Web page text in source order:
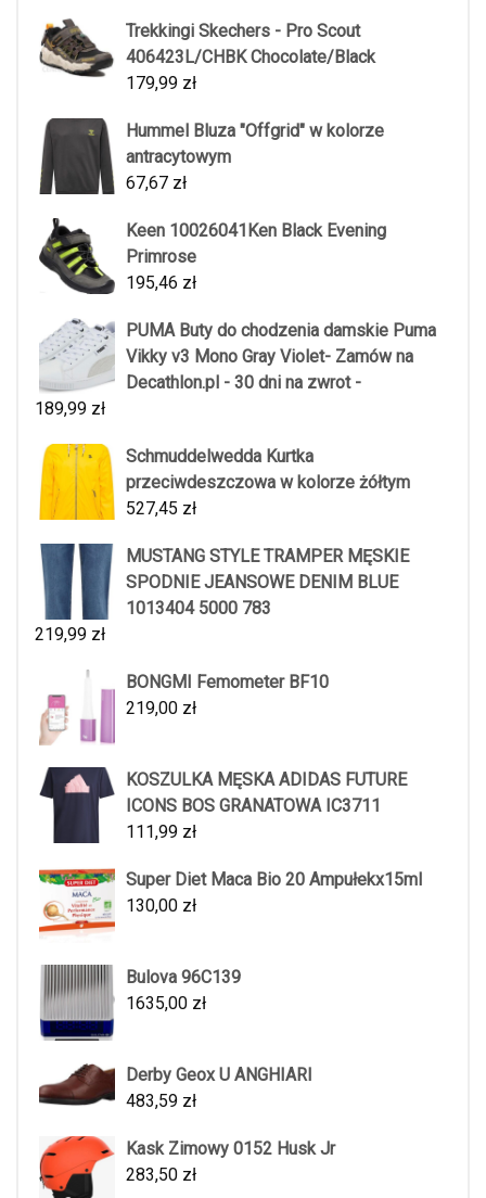
Trekkingi Skechers - Pro Scout
406423L/CHBK Chocolate/Black
179,99 zł
Hummel Bluza "Offgrid" w kolorze
antracytowym
67,67 zł
Keen 10026041Ken Black Evening
Primrose
195,46 zł
PUMA Buty do chodzenia damskie Puma
Vikky v3 Mono Gray Violet- Zamów na
Decathlon.pl - 30 dni na zwrot -
189,99 zł
Schmuddelwedda Kurtka
przeciwdeszczowa w kolorze żółtym
527,45 zł
MUSTANG STYLE TRAMPER MĘSKIE
SPODNIE JEANSOWE DENIM BLUE
1013404 5000 783
219,99 zł
BONGMI Femometer BF10
219,00 zł
KOSZULKA MĘSKA ADIDAS FUTURE
ICONS BOS GRANATOWA IC3711
111,99 zł
Super Diet Maca Bio 20 Ampułekx15ml
130,00 zł
Bulova 96C139
1635,00 zł
Derby Geox U ANGHIARI
483,59 zł
Kask Zimowy 0152 Husk Jr
283,50 zł